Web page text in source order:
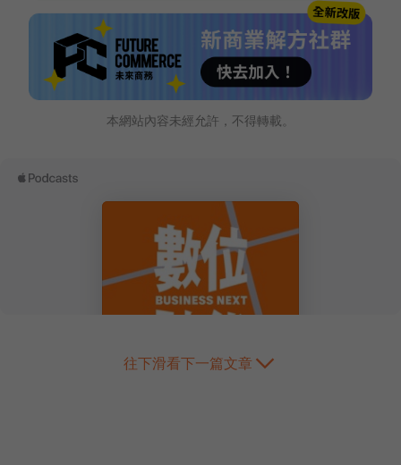
本網站內容未經允許，不得轉載。
往下滑看下一篇文章